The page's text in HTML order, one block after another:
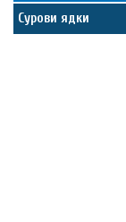
Сурови ядки